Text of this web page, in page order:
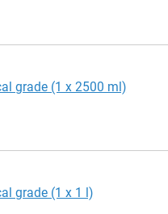
grade (1 x 2500 ml)
grade (1 x 1 l)